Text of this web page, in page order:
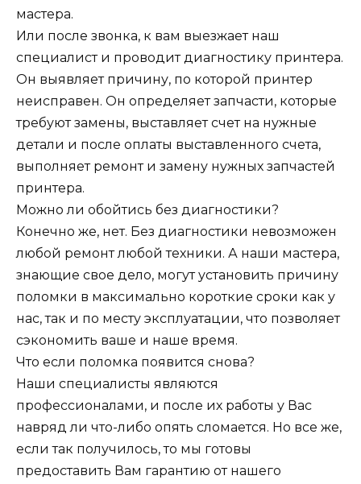
мастера.
Или после звонка, к вам выезжает наш
специалист и проводит диагностику принтера.
Он выявляет причину, по которой принтер
неисправен. Он определяет запчасти, которые
требуют замены, выставляет счет на нужные
детали и после оплаты выставленного счета,
выполняет ремонт и замену нужных запчастей
принтера.
Можно ли обойтись без диагностики?
Конечно же, нет. Без диагностики невозможен
любой ремонт любой техники. А наши мастера,
знающие свое дело, могут установить причину
поломки в максимально короткие сроки как у
нас, так и по месту эксплуатации, что позволяет
сэкономить ваше и наше время.
Что если поломка появится снова?
Наши специалисты являются
профессионалами, и после их работы у Вас
навряд ли что-либо опять сломается. Но все же,
если так получилось, то мы готовы
предоставить Вам гарантию от нашего